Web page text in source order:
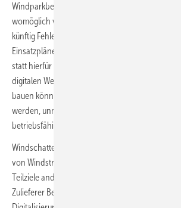
Windparkbetrieb an. So wollen sie in Intelliwind
womöglich wetter- oder stromnetzbezogenen
künftig Fehler­früh­erken­nun­gen an den Anlagen
Einsatzpläne für Reparaturteams automatisiert
statt hierfür selbst eine KI zu schreiben, wollen
digitalen Werkzeugen ausbilden, mit denen diese
bauen können. In Flexiwind wiederum sollen
werden, unnötigen Lasten im Wind
betriebsfähig bleiben.
Windschatten reduzierender
von Windstromeinspeisung ins Netz zur
Teilziele anderer IWES-Automatisierungsprojekte.
Zulieferer Beckhoff eingebunden. Für Flexiwind